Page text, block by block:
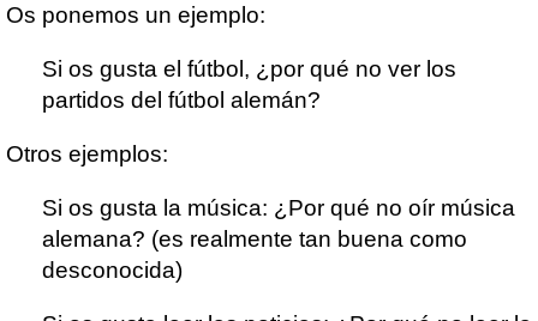
Os ponemos un ejemplo:
Si os gusta el fútbol, ¿por qué no ver los
partidos del fútbol alemán?
Otros ejemplos:
Si os gusta la música: ¿Por qué no oír música
alemana? (es realmente tan buena como
desconocida)